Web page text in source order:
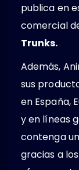
publica en
comercial
Trunks.
Además,
sus
en España,
y en líneas
contenga
gracias a